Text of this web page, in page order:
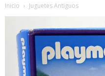
Inicio Juguetes Antiguos